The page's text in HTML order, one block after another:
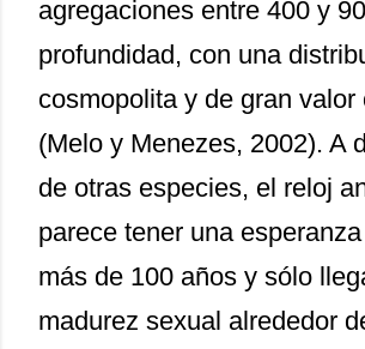
agregaciones entre 400 y
profundidad, con una
cosmopolita y de gran valor
(Melo y Menezes, 2002). A
de otras especies, el reloj
parece tener una
más de 100 años y sólo
madurez sexual alrededor